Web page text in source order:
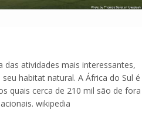
atividades mais interessantes,
habitat natural. A África do Sul é
quais cerca de 210 mil são de fora
wikipedia